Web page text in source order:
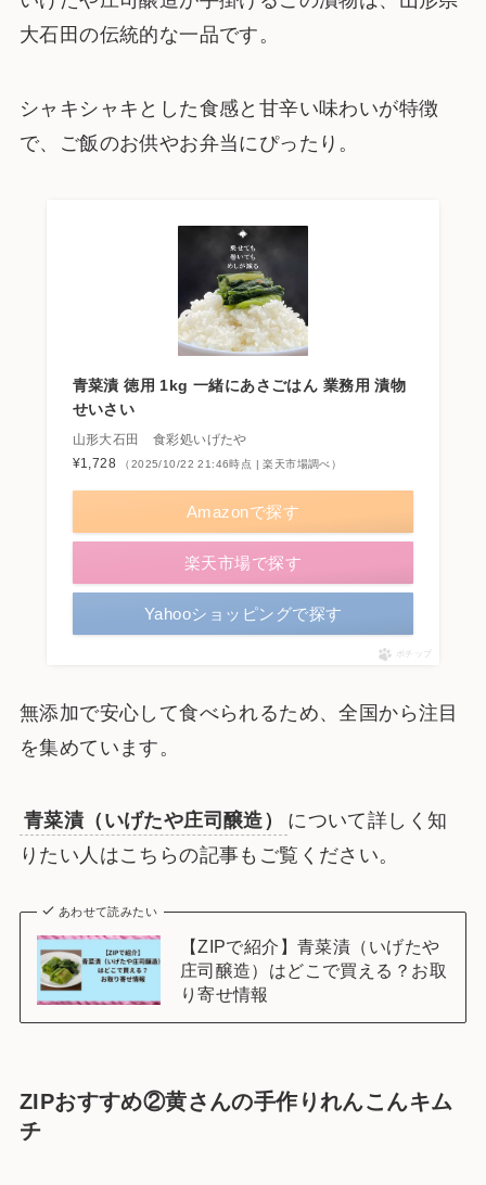
大石田の伝統的な一品です。
シャキシャキとした食感と甘辛い味わいが特徴
で、ご飯のお供やお弁当にぴったり。
青菜漬 徳用 1kg 一緒にあさごはん 業務用 漬物
せいさい
山形大石田 食彩処いげたや
¥1,728
（2025/10/22 21:46時点 | 楽天市場調べ）
Amazonで探す
楽天市場で探す
Yahooショッピングで探す
ポチップ
無添加で安心して食べられるため、全国から注目
を集めています。
青菜漬（いげたや庄司醸造）
について詳しく知
りたい人はこちらの記事もご覧ください。
あわせて読みたい
【ZIPで紹介】青菜漬（いげたや
庄司醸造）はどこで買える？お取
り寄せ情報
ZIPおすすめ②黄さんの手作りれんこんキム
チ